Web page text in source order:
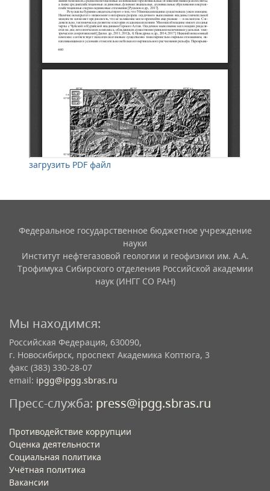
загрузить PDF файл
Федеральное государственное бюджетное учреждение
науки
Институт нефтегазовой геологии и геофизики им. А.А.
Трофимука Сибирского отделения Российской академии
наук (ИНГГ СО РАН)
Мы находимся:
Российская Федерация, 630090,
г. Новосибирск, проспект Академика Коптюга, 3
факс (383) 330-28-07
email: ipgg@ipgg.sbras.ru
Пресс-служба: press@ipgg.sbras.ru
Противодействие коррупции
Оценка деятельности
Социальная политика
Учётная политика​
Вакансии​